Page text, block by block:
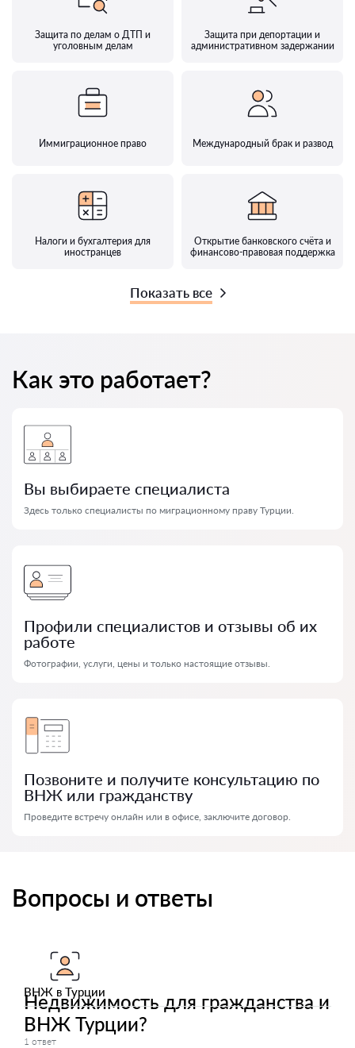
Защита по делам о ДТП и
уголовным делам
Защита при депортации и
административном задержании
Иммиграционное право Международный брак и развод
Налоги и бухгалтерия для
иностранцев
Открытие банковского счёта и
финансово-правовая поддержка
Показать все
Как это работает?
Вы выбираете специалиста
Здесь только специалисты по миграционному праву Турции.
Профили специалистов и отзывы об их
работе
Фотографии, услуги, цены и только настоящие отзывы.
Позвоните и получите консультацию по
ВНЖ или гражданству
Проведите встречу онлайн или в офисе, заключите договор.
Вопросы и ответы
ВНЖ в Турции
Недвижимость для гражданства и
ВНЖ Турции?
1 ответ